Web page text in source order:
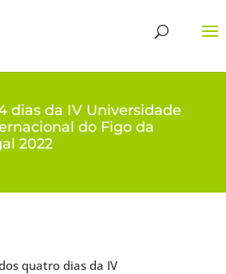
dias da IV Universidade
do Figo da
2022
quatro dias da IV